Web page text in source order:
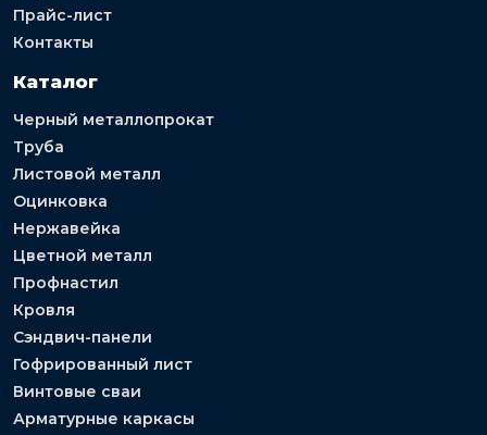
Прайс-лист
Контакты
Каталог
Черный металлопрокат
Труба
Листовой металл
Оцинковка
Нержавейка
Цветной металл
Профнастил
Кровля
Сэндвич-панели
Гофрированный лист
Винтовые сваи
Арматурные каркасы